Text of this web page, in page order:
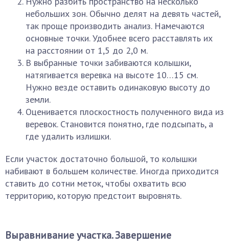
небольших зон. Обычно делят на девять частей,
так проще производить анализ. Намечаются
основные точки. Удобнее всего расставлять их
на расстоянии от 1,5 до 2,0 м.
В выбранные точки забиваются колышки,
натягивается веревка на высоте 10…15 см.
Нужно везде оставить одинаковую высоту до
земли.
Оценивается плоскостность полученного вида из
веревок. Становится понятно, где подсыпать, а
где удалить излишки.
Если участок достаточно большой, то колышки
набивают в большем количестве. Иногда приходится
ставить до сотни меток, чтобы охватить всю
территорию, которую предстоит выровнять.
Выравнивание участка. Завершение